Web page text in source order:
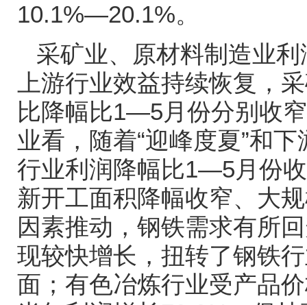
10.1%—20.1%。
采矿业、原材料制造业
上游行业效益持续恢复，
比降幅比1—5月份分别收窄
业看，随着“迎峰度夏”和下
行业利润降幅比1—5月份
新开工面积降幅收窄、大
因素推动，钢铁需求有所
现较快增长，扭转了钢铁
面；有色冶炼行业受产品